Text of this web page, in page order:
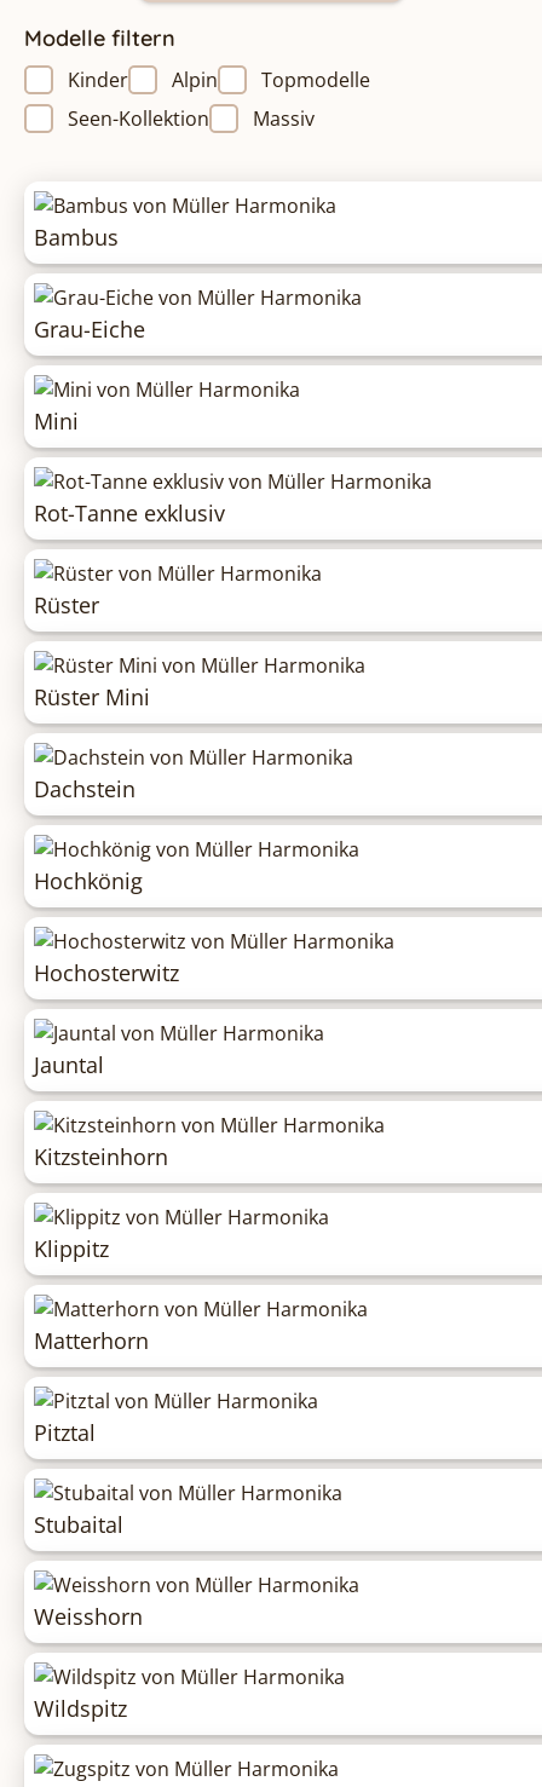
Modelle filtern
Kinder Alpin
Topmodelle
Seen-Kollektion
Massiv
Bambus
Grau-Eiche
Mini
Rot-Tanne exklusiv
Rüster
Rüster Mini
Dachstein
Hochkönig
Hochosterwitz
Jauntal
Kitzsteinhorn
Klippitz
Matterhorn
Pitztal
Stubaital
Weisshorn
Wildspitz